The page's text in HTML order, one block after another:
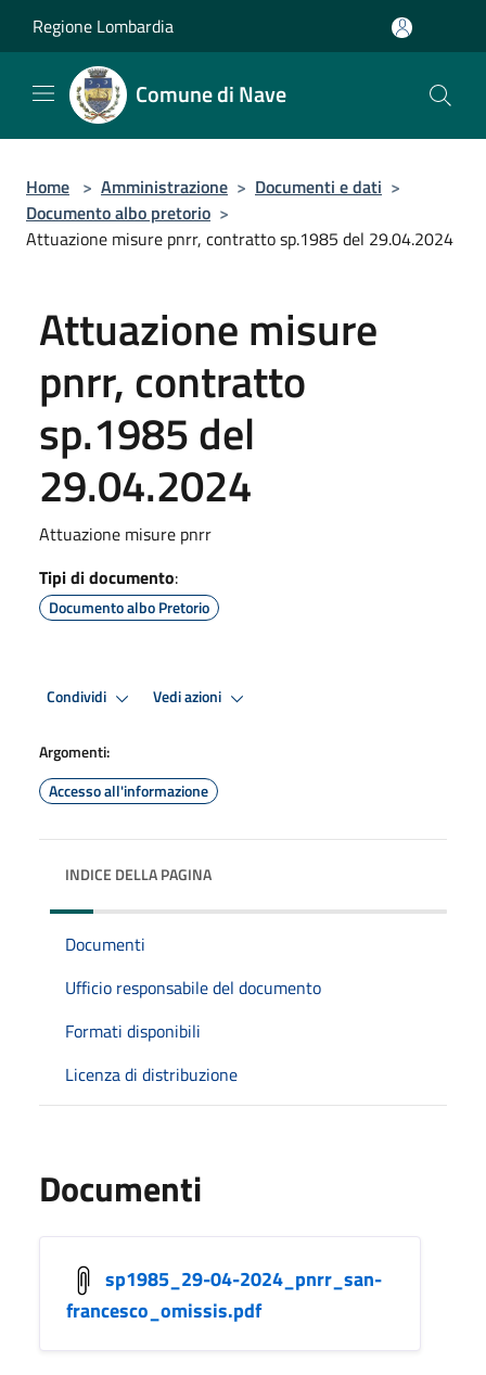
Regione Lombardia
Comune di Nave
Home > Amministrazione > Documenti e dati >
Documento albo pretorio >
Attuazione misure pnrr, contratto sp.1985 del 29.04.2024
Attuazione misure
pnrr, contratto
sp.1985 del
29.04.2024
Attuazione misure pnrr
Tipi di documento:
Documento albo Pretorio
Condividi Vedi azioni
Argomenti:
Accesso all'informazione
INDICE DELLA PAGINA
Documenti
Ufficio responsabile del documento
Formati disponibili
Licenza di distribuzione
Documenti
sp1985_29-04-2024_pnrr_san-
francesco_omissis.pdf